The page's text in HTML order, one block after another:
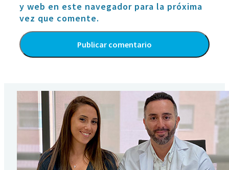
y web en este navegador para la próxima
vez que comente.